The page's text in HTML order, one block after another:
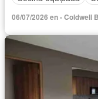
06/07/2026 en - Coldwell